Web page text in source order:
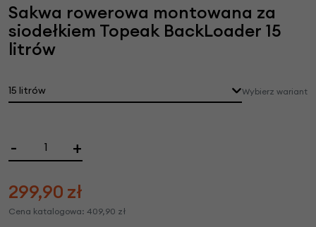
Sakwa rowerowa montowana za
siodełkiem Topeak BackLoader 15
litrów
15 litrów Wybierz wariant
- +
299,90 zł
Cena katalogowa: 409,90 zł